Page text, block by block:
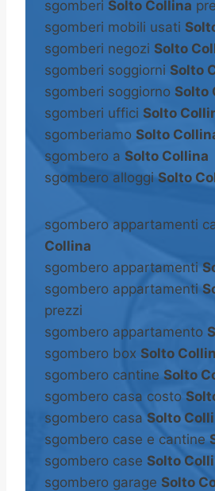
sgomberi Solto Collina
sgomberi mobili usati
sgomberi negozi Solto
sgomberi soggiorni Solto
sgomberi soggiorno Solto
sgomberi uffici Solto
sgomberiamo Solto
sgombero a Solto Collina
sgombero alloggi Solto
sgombero appartamenti
Collina
sgombero appartamenti
sgombero appartamenti
prezzi
sgombero appartamento
sgombero box Solto
sgombero cantine Solto
sgombero casa costo
sgombero casa Solto
sgombero case e cantine
sgombero case Solto
sgombero garage Solto